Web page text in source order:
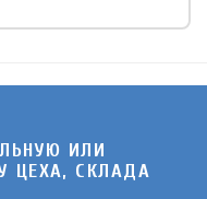
ИЛИ
ЦЕХА, СКЛАДА